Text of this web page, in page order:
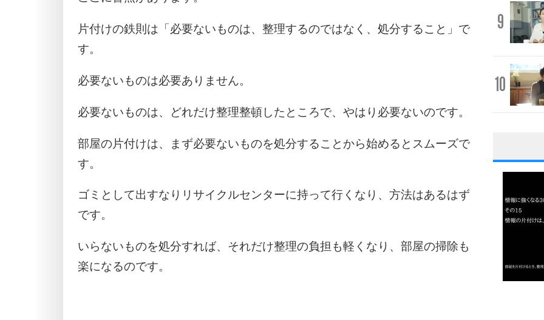
片付けの鉄則は「必要ないものは、整理するのではなく、処分すること」で
す。
必要ないものは必要ありません。
必要ないものは、どれだけ整理整頓したところで、やはり必要ないのです。
部屋の片付けは、まず必要ないものを処分することから始めるとスムーズで
す。
ゴミとして出すなりリサイクルセンターに持って行くなり、方法はあるはず
です。
いらないものを処分すれば、それだけ整理の負担も軽くなり、部屋の掃除も
楽になるのです。
9
10
1
3